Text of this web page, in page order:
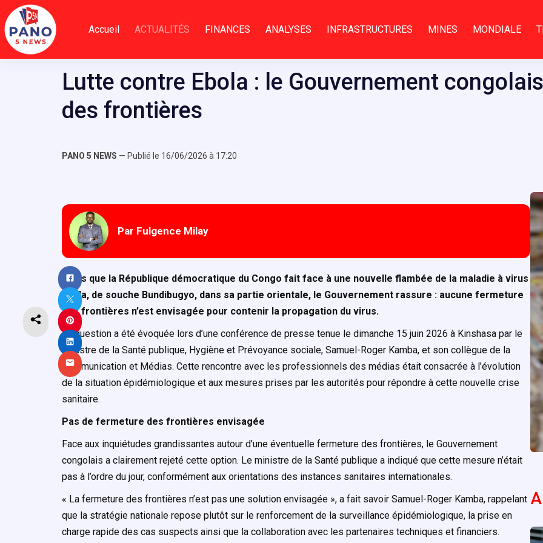
Passer
au
contenu
Accueil ACTUALITÉS FINANCES ANALYSES INFRASTRUCTURES MINES MONDIALE
Lutte contre Ebola : le Gouvernement
des frontières
PANO 5 NEWS — Publié le 16/06/2026 à 17:20
Par Fulgence Milay
Alors que la République démocratique du Congo fait face à une nouvelle flambée de la maladie à virus
Ebola, de souche Bundibugyo, dans sa partie orientale, le Gouvernement rassure : aucune fermeture
des frontières n’est envisagée pour contenir la propagation du virus.
La question a été évoquée lors d’une conférence de presse tenue le dimanche 15 juin 2026 à Kinshasa par le
ministre de la Santé publique, Hygiène et Prévoyance sociale, Samuel-Roger Kamba, et son collègue de la
Communication et Médias. Cette rencontre avec les professionnels des médias était consacrée à l’évolution
de la situation épidémiologique et aux mesures prises par les autorités pour répondre à cette nouvelle crise
sanitaire.
Pas de fermeture des frontières envisagée
Face aux inquiétudes grandissantes autour d’une éventuelle fermeture des frontières, le Gouvernement
congolais a clairement rejeté cette option. Le ministre de la Santé publique a indiqué que cette mesure n’était
pas à l’ordre du jour, conformément aux orientations des instances sanitaires internationales.
« La fermeture des frontières n’est pas une solution envisagée », a fait savoir Samuel-Roger Kamba, rappelant
que la stratégie nationale repose plutôt sur le renforcement de la surveillance épidémiologique, la prise en
charge rapide des cas suspects ainsi que la collaboration avec les partenaires techniques et financiers.